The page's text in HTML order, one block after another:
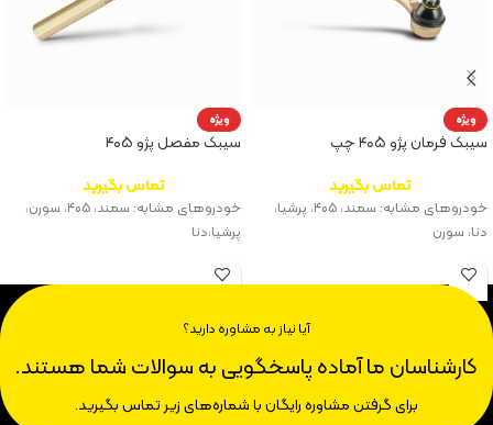
ویژه
سیبک فرمان پژو ۴۰۵ چپ
تماس بگیرید
خودروهای مشابه: سمند، ۴۰۵، پرشیا،
دنا، سورن
ویژه
سیبک مفصل پژو ۴۰۵
تماس بگیرید
خودروهای مشابه: سمند، ۴۰۵، سورن،
پرشیا،‌دنا
آیا نیاز به مشاوره دارید؟
کارشناسان ما آماده پاسخگویی به سوالات شما هستند.
برای گرفتن مشاوره رایگان با شماره‌های زیر تماس بگیرید.